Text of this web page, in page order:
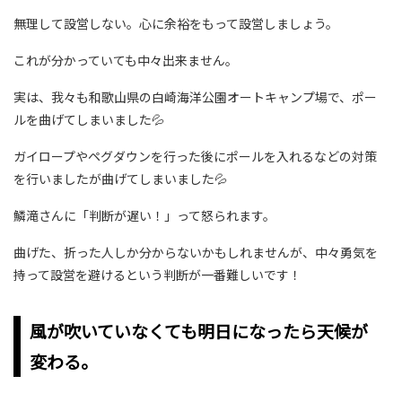
無理して設営しない。心に余裕をもって設営しましょう。
これが分かっていても中々出来ません。
実は、我々も和歌山県の白崎海洋公園オートキャンプ場で、ポー
ルを曲げてしまいました💦
ガイロープやペグダウンを行った後にポールを入れるなどの対策
を行いましたが曲げてしまいました💦
鱗滝さんに「判断が遅い！」って怒られます。
曲げた、折った人しか分からないかもしれませんが、中々勇気を
持って設営を避けるという判断が一番難しいです！
風が吹いていなくても明日になったら天候が
変わる。